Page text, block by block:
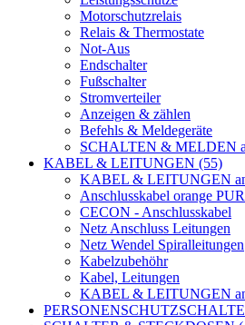
Motorschutzrelais
Relais & Thermostate
Not-Aus
Endschalter
Fußschalter
Stromverteiler
Anzeigen & zählen
Befehls & Meldegeräte
SCHALTEN & MELDEN
KABEL & LEITUNGEN (55)
KABEL & LEITUNGEN
Anschlusskabel orange PUR
CECON - Anschlusskabel
Netz Anschluss Leitungen
Netz Wendel Spiralleitungen
Kabelzubehöhr
Kabel, Leitungen
KABEL & LEITUNGEN